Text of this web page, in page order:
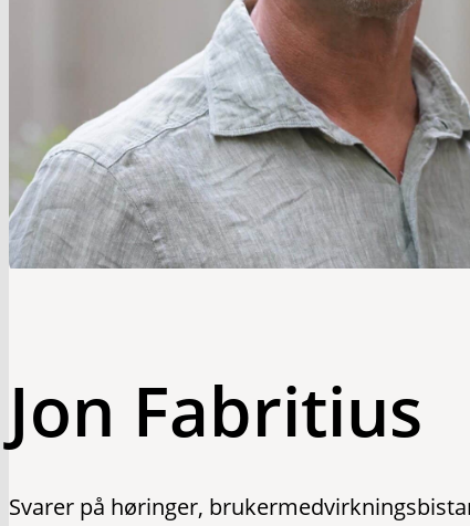
Jon Fabritius
Svarer på høringer,